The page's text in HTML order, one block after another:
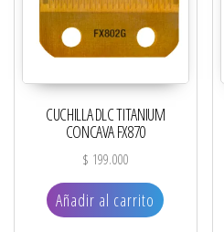
CUCHILLA DLC TITANIUM
CONCAVA FX870
$ 199.000
Añadir al carrito